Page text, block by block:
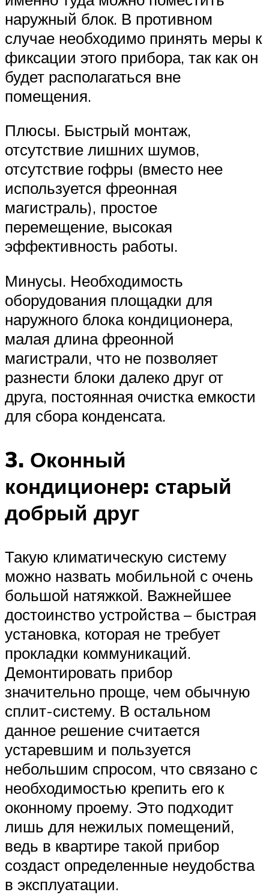
наружный блок. В противном
случае необходимо принять меры к
фиксации этого прибора, так как он
будет располагаться вне
помещения.
Плюсы. Быстрый монтаж,
отсутствие лишних шумов,
отсутствие гофры (вместо нее
используется фреонная
магистраль), простое
перемещение, высокая
эффективность работы.
Минусы. Необходимость
оборудования площадки для
наружного блока кондиционера,
малая длина фреонной
магистрали, что не позволяет
разнести блоки далеко друг от
друга, постоянная очистка емкости
для сбора конденсата.
3. Оконный
кондиционер: старый
добрый друг
Такую климатическую систему
можно назвать мобильной с очень
большой натяжкой. Важнейшее
достоинство устройства – быстрая
установка, которая не требует
прокладки коммуникаций.
Демонтировать прибор
значительно проще, чем обычную
сплит-систему. В остальном
данное решение считается
устаревшим и пользуется
небольшим спросом, что связано с
необходимостью крепить его к
оконному проему. Это подходит
лишь для нежилых помещений,
ведь в квартире такой прибор
создаст определенные неудобства
в эксплуатации.